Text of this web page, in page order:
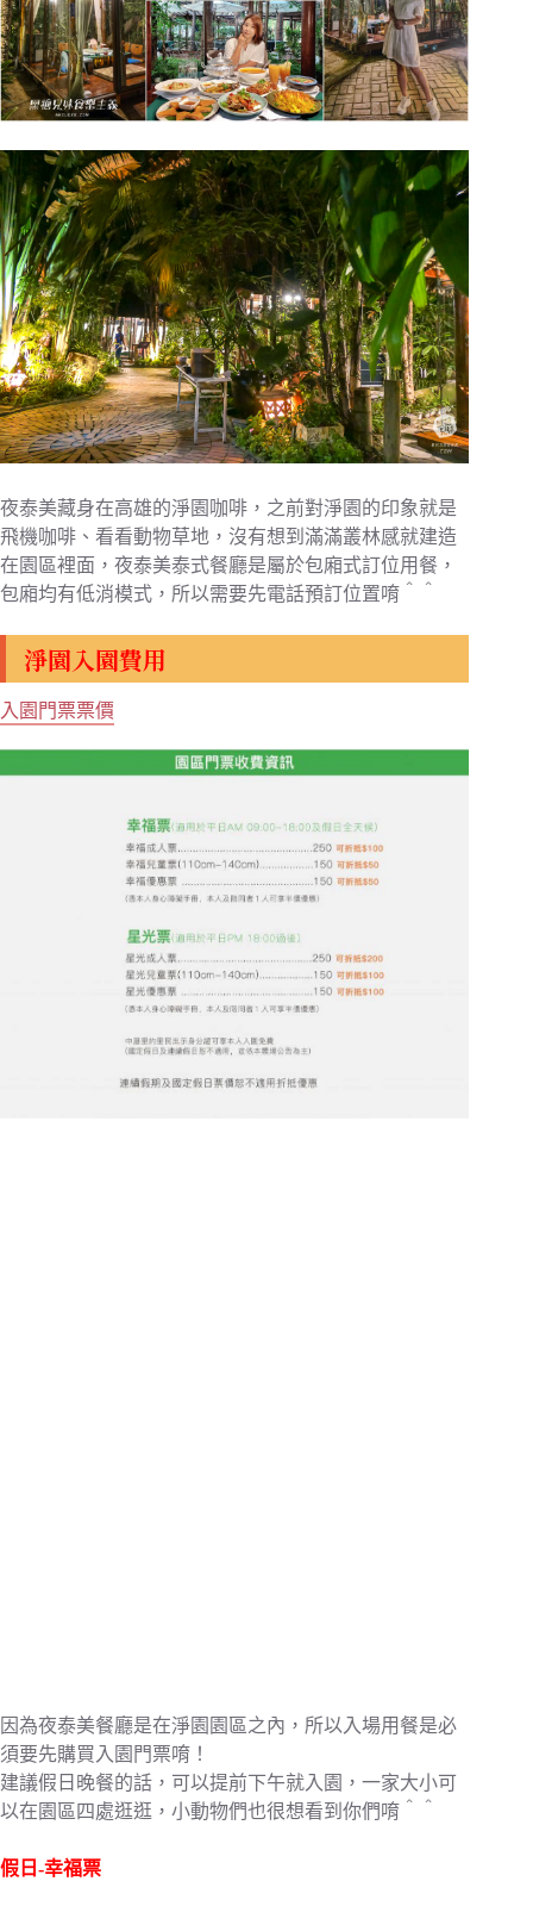
夜泰美藏身在高雄的淨園咖啡，之前對淨園的印象就是
飛機咖啡、看看動物草地，沒有想到滿滿叢林感就建造
在園區裡面，夜泰美泰式餐廳是屬於包廂式訂位用餐，
包廂均有低消模式，所以需要先電話預訂位置唷＾＾
淨園入園費用
入園門票票價
因為夜泰美餐廳是在淨園園區之內，所以入場用餐是必
須要先購買入園門票唷！
建議假日晚餐的話，可以提前下午就入園，一家大小可
以在園區四處逛逛，小動物們也很想看到你們唷＾＾
假日-幸福票